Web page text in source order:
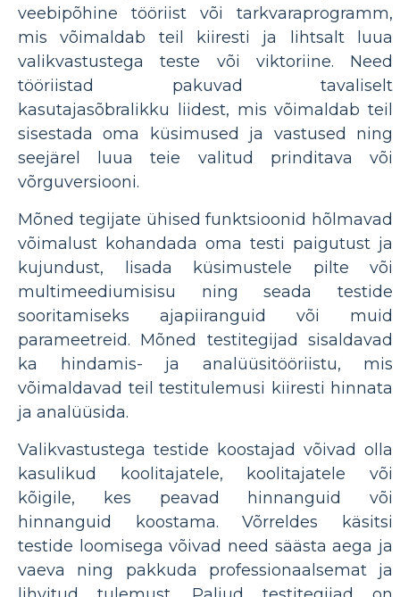
veebipõhine tööriist või tarkvaraprogramm,
mis võimaldab teil kiiresti ja lihtsalt luua
valikvastustega teste või viktoriine. Need
tööriistad pakuvad tavaliselt
kasutajasõbralikku liidest, mis võimaldab teil
sisestada oma küsimused ja vastused ning
seejärel luua teie valitud prinditava või
võrguversiooni.
Mõned tegijate ühised funktsioonid hõlmavad
võimalust kohandada oma testi paigutust ja
kujundust, lisada küsimustele pilte või
multimeediumisisu ning seada testide
sooritamiseks ajapiiranguid või muid
parameetreid. Mõned testitegijad sisaldavad
ka hindamis- ja analüüsitööriistu, mis
võimaldavad teil testitulemusi kiiresti hinnata
ja analüüsida.
Valikvastustega testide koostajad võivad olla
kasulikud koolitajatele, koolitajatele või
kõigile, kes peavad hinnanguid või
hinnanguid koostama. Võrreldes käsitsi
testide loomisega võivad need säästa aega ja
vaeva ning pakkuda professionaalsemat ja